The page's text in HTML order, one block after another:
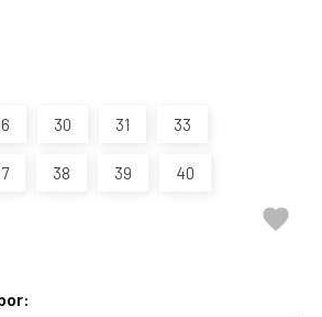
30 31 33
38 39 40
